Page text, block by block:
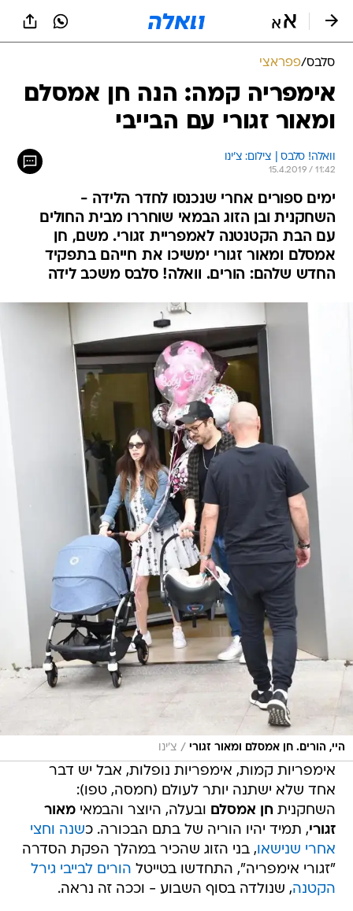
סלבס/פפראצי
אימפריה קמה: הנה חן אמסלם
ומאור זגורי עם הבייבי
וואלה! סלבס | צילום: צ'ינו
15.4.2019 / 11:42
ימים ספורים אחרי שנכנסו לחדר הלידה -
השחקנית ובן הזוג הבמאי שוחררו מבית החולים
עם הבת הקטנטנה לאמפריית זגורי. משם, חן
אמסלם ומאור זגורי ימשיכו את חייהם בתפקיד
החדש שלהם: הורים. וואלה! סלבס משכב לידה
היי, הורים. חן אמסלם ומאור זגורי / צ'ינו
אימפריות קמות, אימפריות נופלות, אבל יש דבר
אחד שלא ישתנה יותר לעולם (חמסה, טפו):
השחקניתחן אמסלם ובעלה, היוצר והבמאימאור
זגורי, תמיד יהיו הוריה של בתם הבכורה. כשנה וחצי
אחרי שנישאו, בני הזוג שהכיר במהלך הפקת הסדרה
"זגורי אימפריה", התחדשו בטייטל הורים לבייבי גירל
הקטנה, שנולדה בסוף השבוע - וככה זה נראה.